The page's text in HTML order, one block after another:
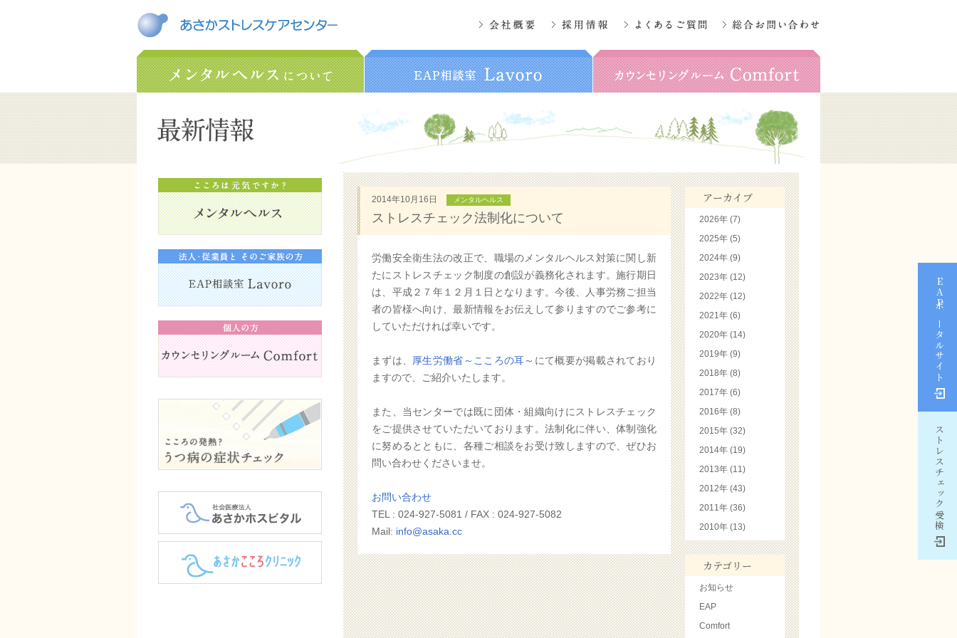
EAPポータルサイト
ストレスチェック受検
2014年10月16日 メンタルヘルス
ストレスチェック法制化について
労働安全衛生法の改正で、職場のメンタルヘルス対策に関し新
たにストレスチェック制度の創設が義務化されます。施行期日
は、平成２７年１２月１日となります。今後、人事労務ご担当
者の皆様へ向け、最新情報をお伝えして参りますのでご参考に
していただければ幸いです。
まずは、 厚生労働省～こころの耳～ にて概要が掲載されており
ますので、ご紹介いたします。
また、当センターでは既に団体・組織向けにストレスチェック
をご提供させていただいております。法制化に伴い、体制強化
に努めるとともに、各種ご相談をお受け致しますので、ぜひお
問い合わせくださいませ。
お問い合わせ
TEL : 024-927-5081 / FAX : 024-927-5082
Mail: info@asaka.cc
アーカイブ
2026年 (7)
2025年 (5)
2024年 (9)
2023年 (12)
2022年 (12)
2021年 (6)
2020年 (14)
2019年 (9)
2018年 (8)
2017年 (6)
2016年 (8)
2015年 (32)
2014年 (19)
2013年 (11)
2012年 (43)
2011年 (36)
2010年 (13)
カテゴリー
お知らせ
EAP
Comfort